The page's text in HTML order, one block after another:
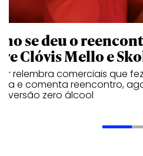
se deu o
Clóvis Mello e
relembra comerciais que
e comenta reencontro,
versão zero álcool